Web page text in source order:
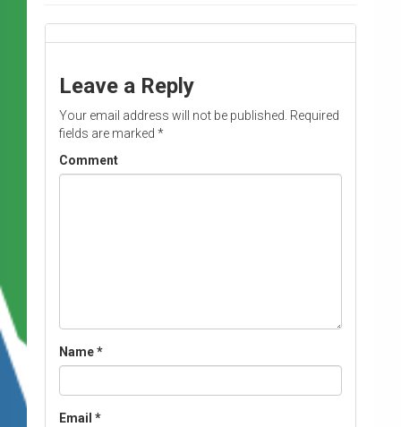
Leave a Reply
Your email address will not be published. Required
fields are marked *
Comment
Name*
Email *